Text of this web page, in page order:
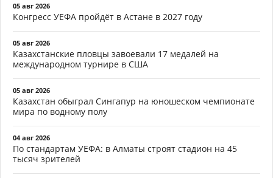
05 авг 2026
Конгресс УЕФА пройдёт в Астане в 2027 году
05 авг 2026
Казахстанские пловцы завоевали 17 медалей на
международном турнире в США
05 авг 2026
Казахстан обыграл Сингапур на юношеском чемпионате
мира по водному полу
04 авг 2026
По стандартам УЕФА: в Алматы строят стадион на 45
тысяч зрителей